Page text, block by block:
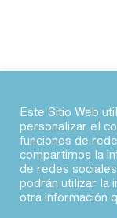
Este Sitio Web
personalizar el
funciones de
compartimos la
de redes
podrán utilizar la
otra información